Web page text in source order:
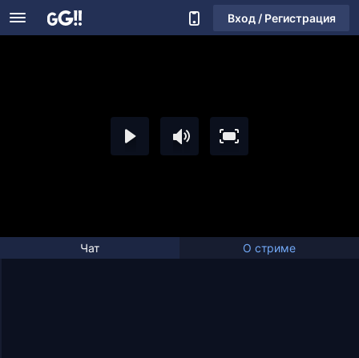
Вход / Регистрация
Чат О стриме